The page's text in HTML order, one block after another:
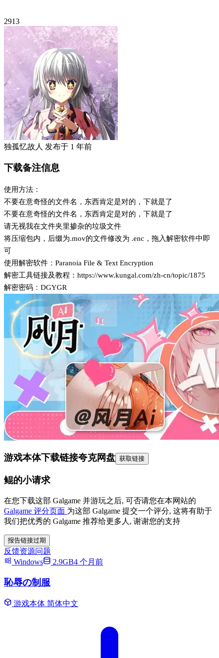
2913
独孤忆故人 发布于 1 年前
下载备注信息
使用方法：
不要在意奇怪的文件名，东西肯定是对的，下就是了
不要在意奇怪的文件名，东西肯定是对的，下就是了
请无视我在文件夹里掺杂的垃圾文件
将压缩包内，后缀为.mov的文件修改为 .enc，拖入解密软件中即
可
使用解密软件：Paranoia File & Text Encryption
解密工具链接及教程：https://www.kungal.com/zh-cn/topic/1875
解密密码：DGYGR
游戏本体下载链接夸克网盘 获取链接
鲲的小请求
在您下载这部 Galgame 并游玩之后, 可否请您在本网站的
Galgame 评分页面 为这部 Galgame 提交一个评分, 这将有助于
我们把优秀的 Galgame 推荐给更多人, 谢谢您的支持
报告链接过期
反馈资源问题
Windows
2.9GB4 个月前
恥辱の制服
游戏本体 简体中文